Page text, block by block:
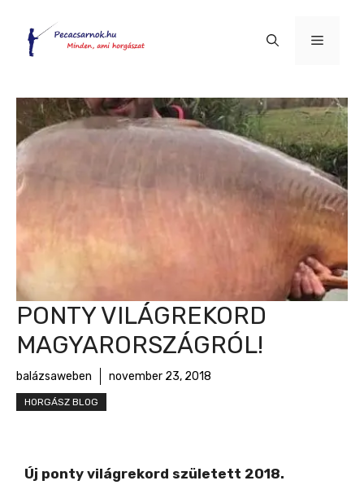
tartalomba
Menü
PONTY VILÁGREKORD
MAGYARORSZÁGRÓL!
balázsaweben november 23, 2018
HORGÁSZ BLOG
Új ponty világrekord született 2018.